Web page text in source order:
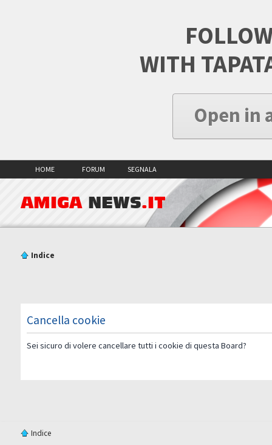
WITH
Open in
HOME FORUM SEGNALA
AMIGA NEWS.IT
Indice
Cancella cookie
Sei sicuro di volere cancellare tutti i cookie di questa Board?
Indice